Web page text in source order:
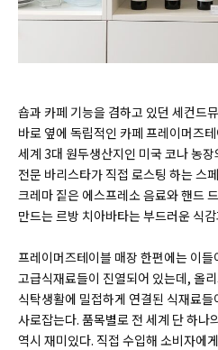
숍과 카페 기능을 겸하고 있던 세컨드
바로 옆에 독립적인 카페 프레이머즈
세계 3대 원두생산지인 미국 코나 농
전문 바리스타가 직접 로스팅 하는 스
크레마 짙은 에스프레소 음료와 핸드
만드는 르방 치아바타는 부드러운 식
프레이머즈테이블 매장 한편에는 이
고급식재료들이 진열되어 있는데, 올
식탁생활에 밀접하게 연결된 식재료
사로잡는다. 품목별로 전 세계 단 하나
역시 재미있다. 직접 수입해 소비자에